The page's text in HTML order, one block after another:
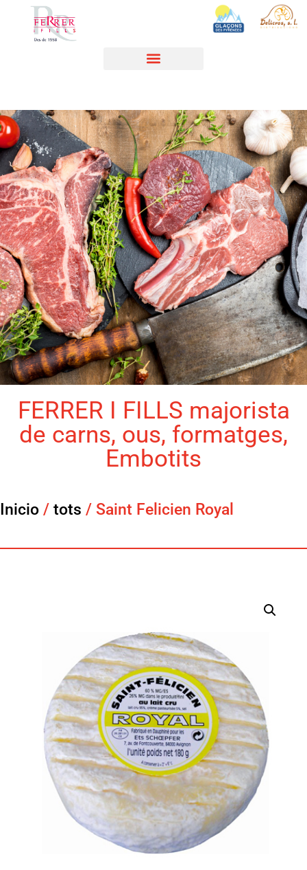
FERRER I FILLS majorista
de carns, ous, formatges,
Embotits
Inicio / tots / Saint Felicien Royal